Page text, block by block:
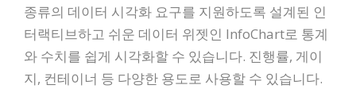
종류의 데이터 시각화 요구를 지원하도록 설계된 인
터랙티브하고 쉬운 데이터 위젯인 InfoChart로 통계
와 수치를 쉽게 시각화할 수 있습니다. 진행률, 게이
지, 컨테이너 등 다양한 용도로 사용할 수 있습니다.